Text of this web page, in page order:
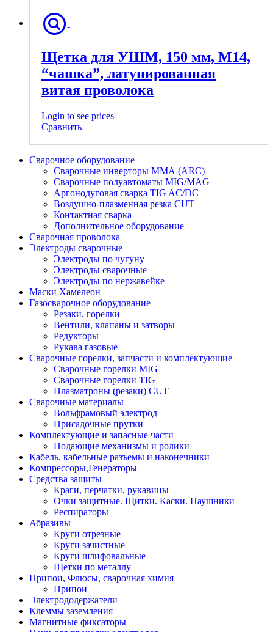
Щетка для УШМ, 150 мм, М14,
“чашка”, латунированная
витая проволока
Login to see prices
Сравнить
Сварочное оборудование
Сварочные инверторы ММА (ARC)
Сварочные полуавтоматы MIG/MAG
Аргонодуговая сварка TIG AC/DC
Воздушно-плазменная резка CUT
Контактная сварка
Дополнительное оборудование
Сварочная проволока
Электроды сварочные
Электроды по чугуну
Электроды сварочные
Электроды по нержавейке
Маски Хамелеон
Газосварочное оборудование
Резаки, горелки
Вентили, клапаны и затворы
Редукторы
Рукава газовые
Сварочные горелки, запчасти и комплектующие
Сварочные горелки MIG
Сварочные горелки TIG
Плазматроны (резаки) CUT
Сварочные материалы
Вольфрамовый электрод
Присадочные прутки
Комплектующие и запасные части
Подающие механизмы и ролики
Кабель, кабельные разъемы и наконечники
Компрессоры,Генераторы
Средства защиты
Краги, перчатки, рукавицы
Очки защитные. Щитки. Каски. Наушники
Респираторы
Абразивы
Круги отрезные
Круги зачистные
Круги шлифовальные
Щетки по металлу
Припои, Флюсы, сварочная химия
Припои
Электрододержатели
Клеммы заземления
Магнитные фиксаторы